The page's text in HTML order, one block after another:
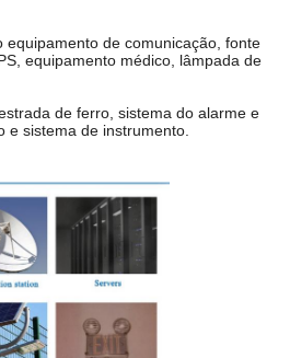
equipamento de comunicação, fonte
equipamento médico, lâmpada de
de ferro, sistema do alarme e
e sistema de instrumento.